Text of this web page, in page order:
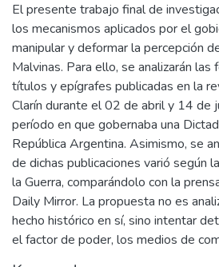
El presente trabajo final de
los mecanismos aplicados por el
manipular y deformar la percepción
Malvinas. Para ello, se analizarán las
títulos y epígrafes publicadas en la
Clarín durante el 02 de abril y 14 de
período en que gobernaba una
República Argentina. Asimismo, se
de dichas publicaciones varió según
la Guerra, comparándolo con la
Daily Mirror. La propuesta no es
hecho histórico en sí, sino intentar
el factor de poder, los medios de